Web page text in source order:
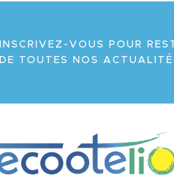
INSCRIVEZ-VOUS POUR
DE TOUTES NOS